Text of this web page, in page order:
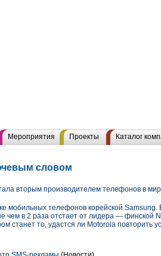
Мероприятия Проекты Каталог
словом
вторым производителем телефонов в
мобильных телефонов корейской
чем в 2 раза отстает от лидера — финской
то, удастся ли Motorola повторить